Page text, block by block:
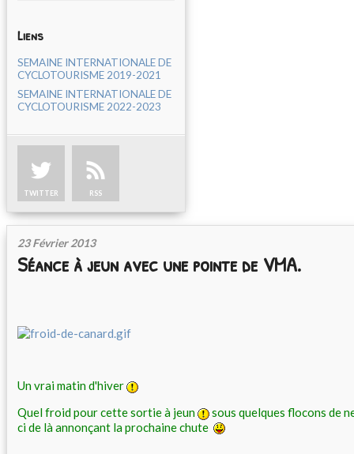
Liens
SEMAINE INTERNATIONALE DE
CYCLOTOURISME 2019-2021
SEMAINE INTERNATIONALE DE
CYCLOTOURISME 2022-2023
TWITTER RSS
23 Février 2013
Séance à jeun avec une pointe de VMA.
Un vrai matin d'hiver
Quel froid pour cette sortie à jeun
sous quelques flocons de
ci de là annonçant la prochaine chute